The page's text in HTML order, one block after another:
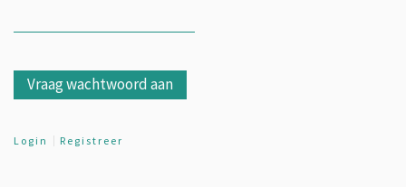
Login Registreer